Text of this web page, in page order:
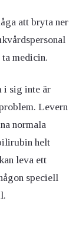
att bryta ner
medicin.
i sig inte är
Levern
normala
helt
leva ett
speciell